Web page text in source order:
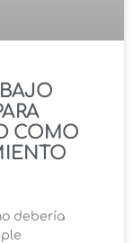
COMO
debería